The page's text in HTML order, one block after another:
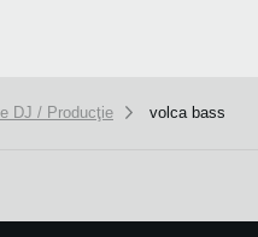
DJ / Producţie volca bass